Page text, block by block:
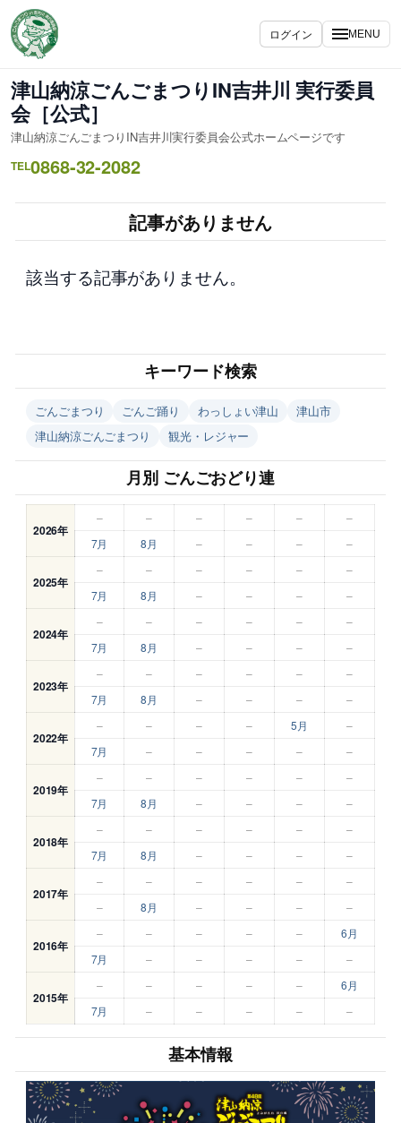
容
を
ス
キ
ッ
プ
ログイン MENU
津山納涼ごんごまつりIN吉井川 実行委員
会［公式］
津山納涼ごんごまつりIN吉井川実行委員会公式ホームページです
TEL0868-32-2082
記事がありません
該当する記事がありません。
キーワード検索
ごんごまつり ごんご踊り わっしょい津山
津山市
津山納涼ごんごまつり
観光・レジャー
月別 ごんごおどり連
2026年
– – – – –
–
7月
8月 – – – –
2025年
– – – – –
–
7月
8月 – – – –
2024年
– – – – –
–
7月
8月 – – – –
2023年
– – – – –
–
7月
8月 – – – –
2022年
– – – – 5月
–
7月
– – – – –
2019年
– – – – –
–
7月
8月 – – – –
2018年
– – – – –
–
7月
8月 – – – –
2017年
– – – – –
–
–
8月 – – – –
2016年
– – – – –
6月
7月
– – – – –
2015年
– – – – –
6月
7月
– – – – –
基本情報